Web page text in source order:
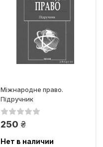
Міжнародне право.
Підручник
250 грн.
Нет в наличии